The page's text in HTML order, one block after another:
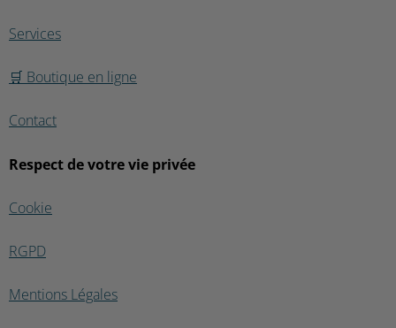
Services
🛒 Boutique en ligne
Contact
Respect de votre vie privée
Cookie
RGPD
Mentions Légales